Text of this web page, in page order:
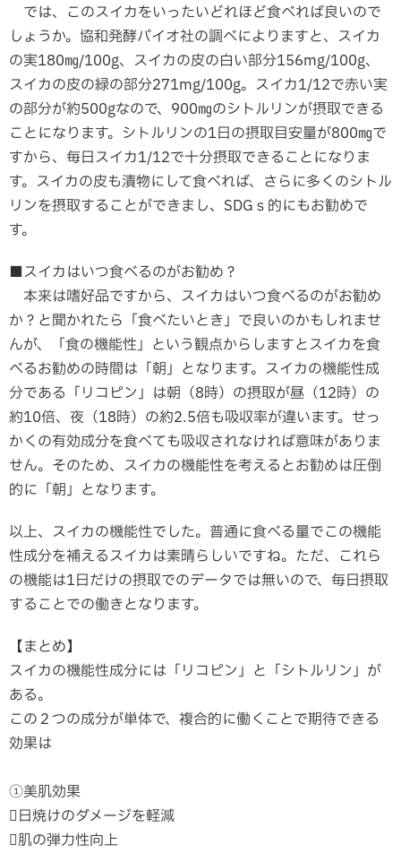
では、このスイカをいったいどれほど食べれば良いので
しょうか。協和発酵バイオ社の調べによりますと、スイカ
の実180㎎/100g、スイカの皮の白い部分156mg/100g、
スイカの皮の緑の部分271mg/100g。スイカ1/12で赤い実
の部分が約500gなので、900㎎のシトルリンが摂取できる
ことになります。シトルリンの1日の摂取目安量が800㎎で
すから、毎日スイカ1/12で十分摂取できることになりま
す。スイカの皮も漬物にして食べれば、さらに多くのシトル
リンを摂取することができまし、SDGｓ的にもお勧めで
す。
■スイカはいつ食べるのがお勧め？
本来は嗜好品ですから、スイカはいつ食べるのがお勧め
か？と聞かれたら「食べたいとき」で良いのかもしれませ
んが、「食の機能性」という観点からしますとスイカを食
べるお勧めの時間は「朝」となります。スイカの機能性成
分である「リコピン」は朝（8時）の摂取が昼（12時）の
約10倍、夜（18時）の約2.5倍も吸収率が違います。せっ
かくの有効成分を食べても吸収されなければ意味がありま
せん。そのため、スイカの機能性を考えるとお勧めは圧倒
的に「朝」となります。
以上、スイカの機能性でした。普通に食べる量でこの機能
性成分を補えるスイカは素晴らしいですね。ただ、これら
の機能は1日だけの摂取でのデータでは無いので、毎日摂取
することでの働きとなります。
【まとめ】
スイカの機能性成分には「リコピン」と「シトルリン」が
ある。
この２つの成分が単体で、複合的に働くことで期待できる
効果は
①美肌効果
日焼けのダメージを軽減
肌の弾力性向上